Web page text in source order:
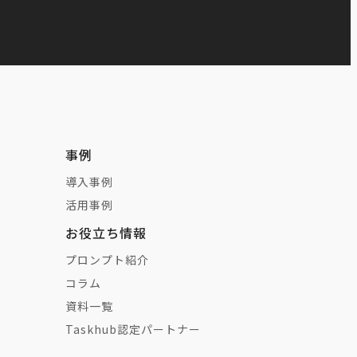
事例
導入事例
活用事例
お役立ち情報
プロンプト紹介
コラム
資料一覧
Taskhub認定パートナー